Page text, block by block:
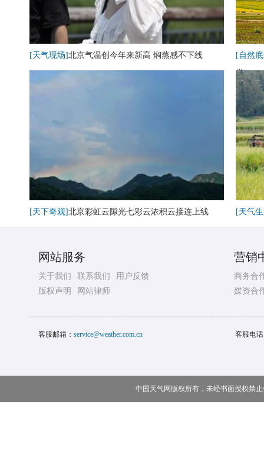
[天气现场]北京气温创今年来新高 焖蒸感不下线
[自然
卷
[天下奇观]北京彩虹云隙光七彩云浓积云接连上线 [天气
网站服务
关于我们 联系我们
用户反馈
版权声明
网站律师
营销
商务合
媒资合
客服邮箱： service@weather.com.cn 客服电
中国天气网版权所有，未经书面授权